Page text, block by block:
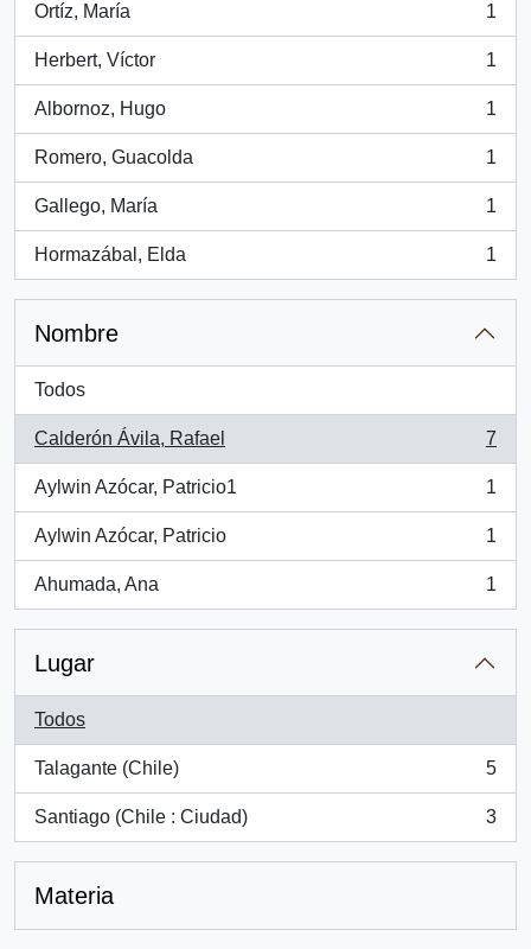
Ortíz, María
, 1 resultados
1
Herbert, Víctor
, 1 resultados
1
Albornoz, Hugo
, 1 resultados
1
Romero, Guacolda
, 1 resultados
1
Gallego, María
, 1 resultados
1
Hormazábal, Elda
, 1 resultados
1
Nombre
Todos
Calderón Ávila, Rafael
, 7 resultados
7
Aylwin Azócar, Patricio1
, 1 resultados
1
Aylwin Azócar, Patricio
, 1 resultados
1
Ahumada, Ana
, 1 resultados
1
Lugar
Todos
Talagante (Chile)
, 5 resultados
5
Santiago (Chile : Ciudad)
, 3 resultados
3
Materia